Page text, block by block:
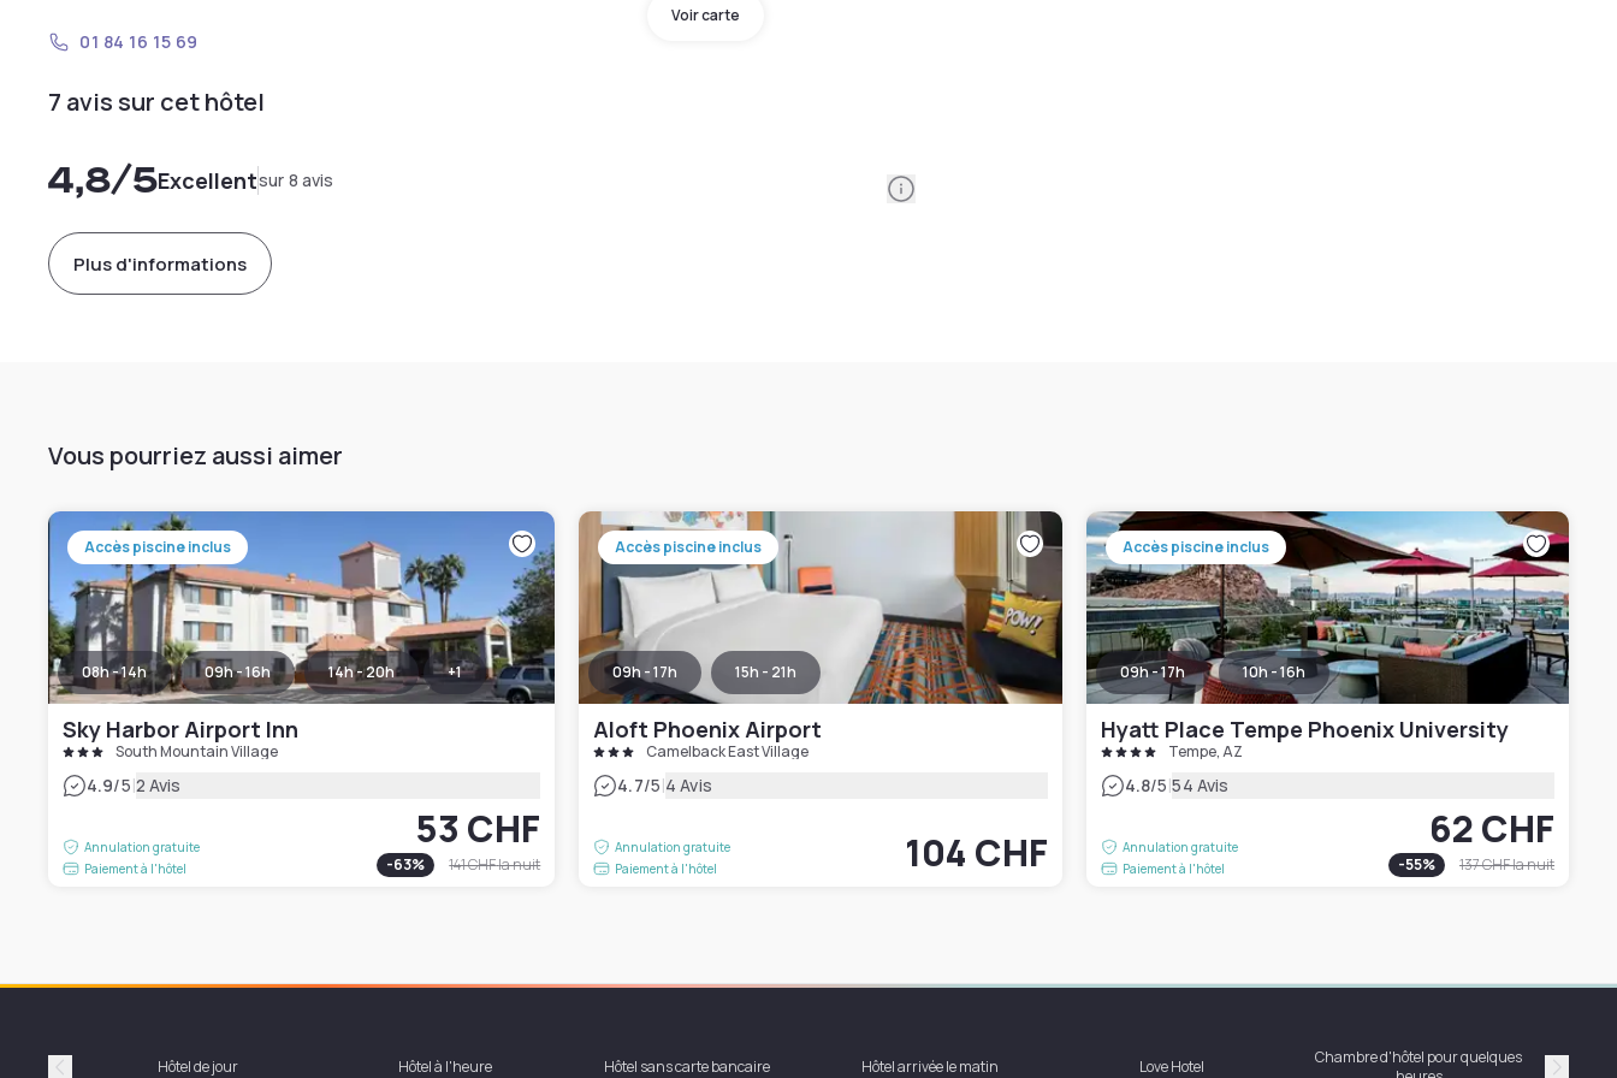
Voir carte
01 84 16 15 69
7 avis sur cet hôtel
4,8/5Excellentsur 8 avis Information
Plus d'informations
Vous pourriez aussi aimer
Accès piscine inclus
08h - 14h 09h - 16h 14h - 20h +1
Sky Harbor Airport Inn
South Mountain Village
4.9/5|2 Avis
Annulation gratuite
Paiement à l'hôtel
53 CHF
-63% 141 CHFla nuit
Accès piscine inclus
09h - 17h 15h - 21h
Aloft Phoenix Airport
Camelback East Village
4.7/5|4 Avis
Annulation gratuite
Paiement à l'hôtel
104 CHF
Accès piscine inclus
09h - 17h 10h - 16h
Hyatt Place Tempe Phoenix University
Tempe, AZ
4.8/5|54 Avis
Annulation gratuite
Paiement à l'hôtel
62 CHF
-55% 137 CHFla nuit
Hôtel de jour Hôtel à l'heure Hôtel sans carte bancaire Hôtel arrivée le matin Love Hotel
Chambre d'hôtel pour quelques